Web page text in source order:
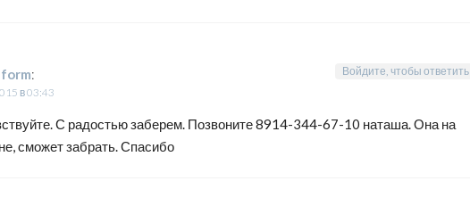
:
в 03:43
С радостью заберем. Позвоните 8914-344-67-10 наташа. Она на
сможет забрать. Спасибо
Войдите, чтобы ответить